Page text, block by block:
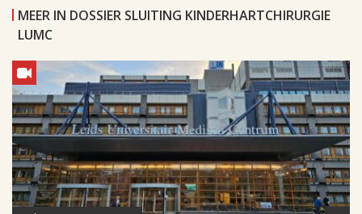
MEER IN DOSSIER SLUITING KINDERHARTCHIRURGIE
LUMC